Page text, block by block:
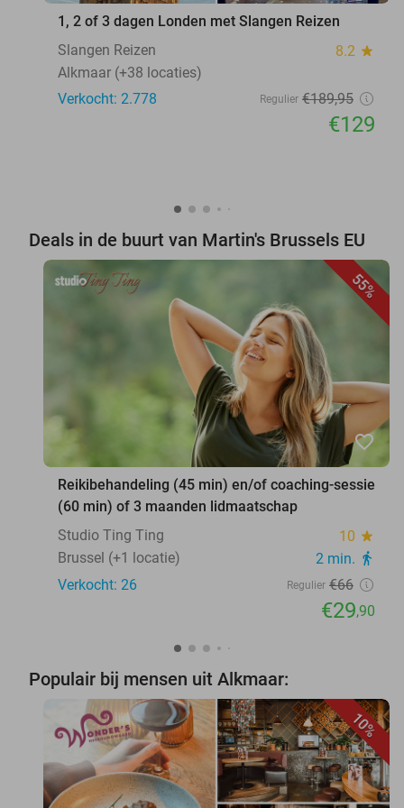
1, 2 of 3 dagen Londen met Slangen Reizen
Slangen Reizen
8.2 star
Alkmaar (+38 locaties)
Verkocht: 2.778
Regulier €189,95
€129
Deals in de buurt van Martin's Brussels EU
55%
favorite_border
Reikibehandeling (45 min) en/of coaching-sessie
(60 min) of 3 maanden lidmaatschap
Studio Ting Ting
10 star
Brussel (+1 locatie) 2 min. directions_walk
Verkocht: 26 Regulier €66
€29,90
Populair bij mensen uit Alkmaar:
10%